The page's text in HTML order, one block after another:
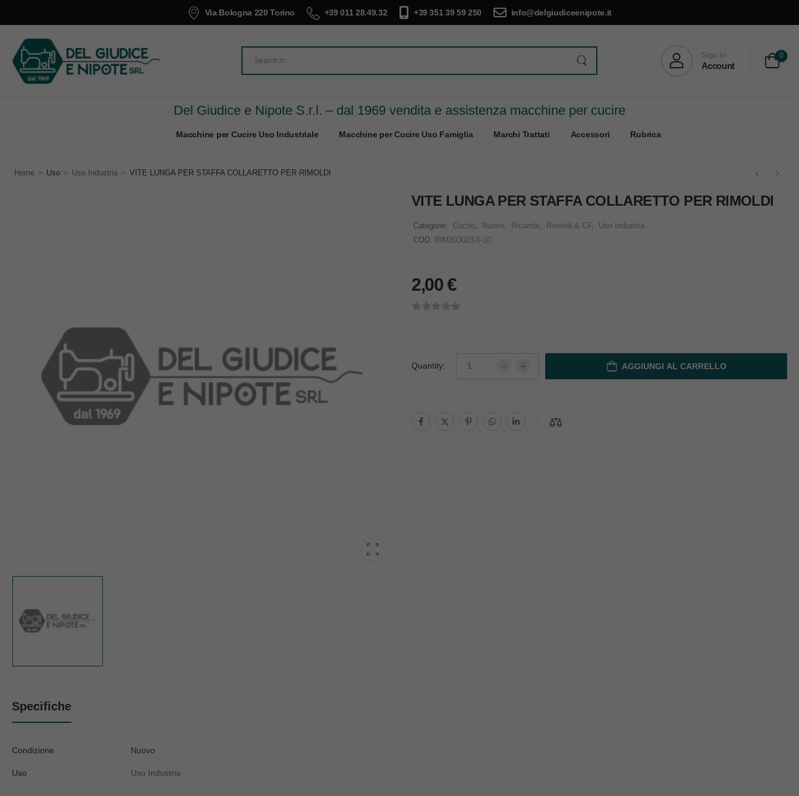
Via Bologna 220 Torino +39 011 28.49.32 +39 351 39 59 250 info@delgiudiceenipote.it
Sign In
Account
0
Del Giudice e Nipote S.r.l. – dal 1969 vendita e assistenza macchine per cucire
Macchine per Cucire Uso Industriale Macchine per Cucire Uso Famiglia Marchi Trattati Accessori Rubrica
Home > Uso > Uso Industria > VITE LUNGA PER STAFFA COLLARETTO PER RIMOLDI
VITE LUNGA PER STAFFA COLLARETTO PER RIMOLDI
Categorie: Cucito Nuovo Ricambi Rimoldi & CF
Uso Industria
COD: RIM303023-0-10
2,00€
Quantity: AGGIUNGI AL CARRELLO
Specifiche
Condizione Nuovo
Uso Uso Industria